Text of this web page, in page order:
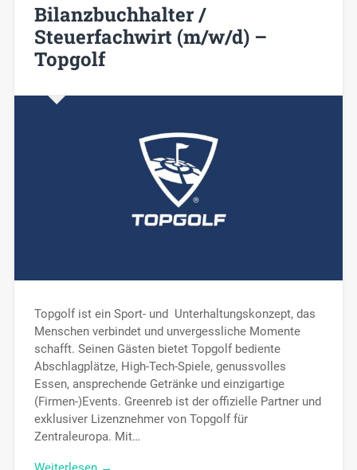
Bilanzbuchhalter /
Steuerfachwirt (m/w/d) –
Topgolf
Topgolf ist ein Sport- und Unterhaltungskonzept, das
Menschen verbindet und unvergessliche Momente
schafft. Seinen Gästen bietet Topgolf bediente
Abschlagplätze, High-Tech-Spiele, genussvolles
Essen, ansprechende Getränke und einzigartige
(Firmen-)Events. Greenreb ist der offizielle Partner und
exklusiver Lizenznehmer von Topgolf für
Zentraleuropa. Mit…